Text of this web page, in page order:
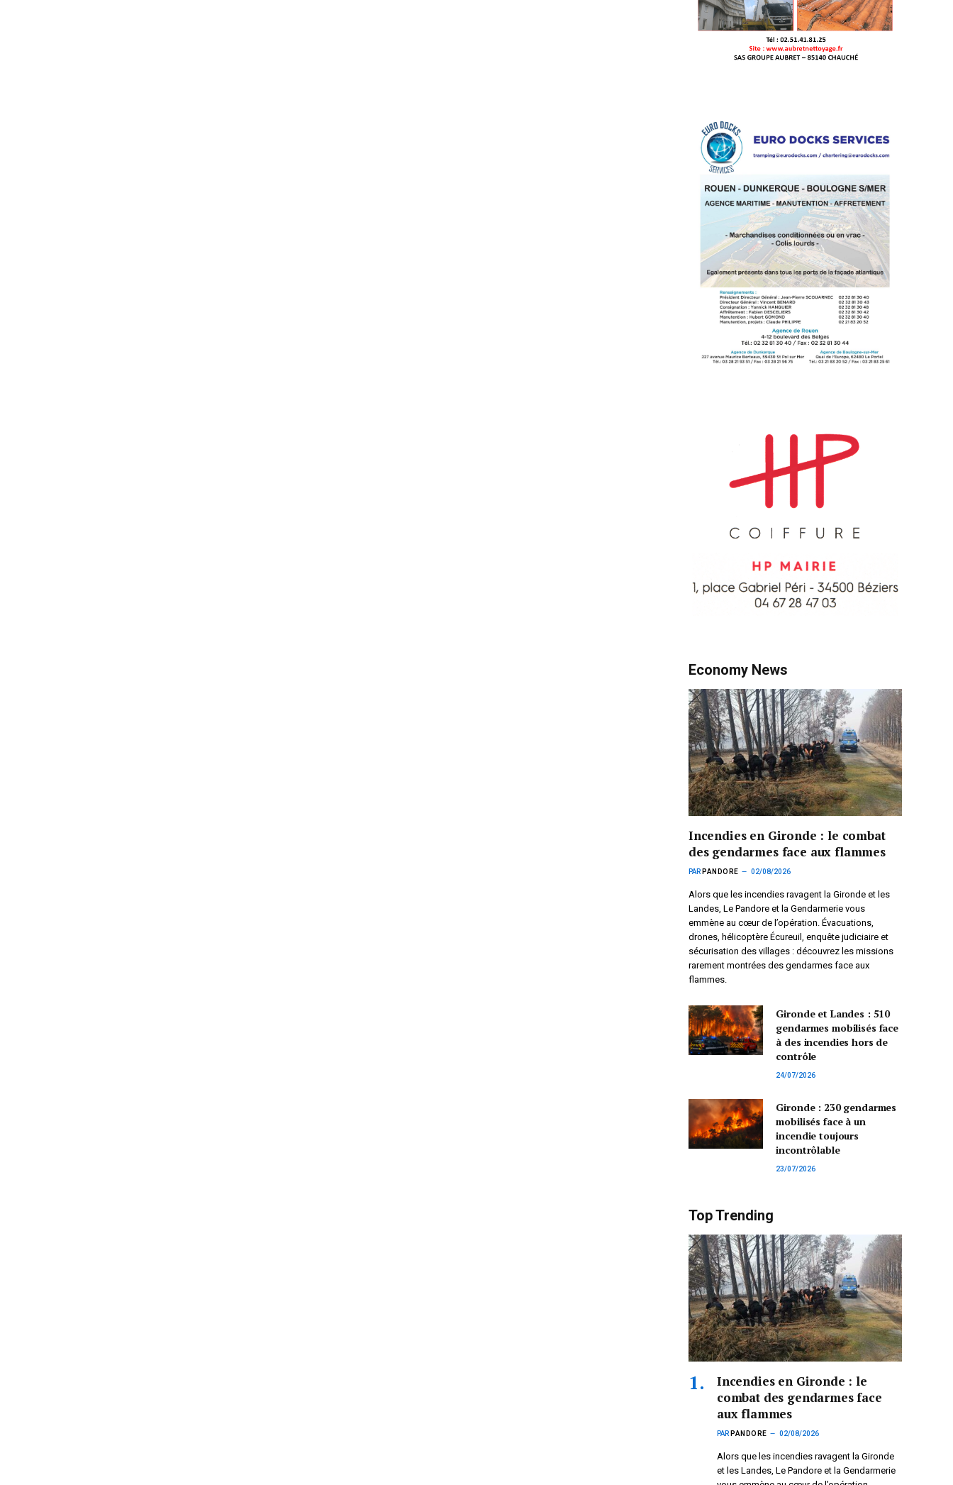
Economy News
Incendies en Gironde : le combat
des gendarmes face aux flammes
PAR PANDORE 02/08/2026
Alors que les incendies ravagent la Gironde et les
Landes, Le Pandore et la Gendarmerie vous
emmène au cœur de l’opération. Évacuations,
drones, hélicoptère Écureuil, enquête judiciaire et
sécurisation des villages : découvrez les missions
rarement montrées des gendarmes face aux
flammes.
Gironde et Landes : 510
gendarmes mobilisés face
à des incendies hors de
contrôle
24/07/2026
Gironde : 230 gendarmes
mobilisés face à un
incendie toujours
incontrôlable
23/07/2026
Top Trending
Incendies en Gironde : le
combat des gendarmes face
aux flammes
PAR PANDORE 02/08/2026
Alors que les incendies ravagent la Gironde
et les Landes, Le Pandore et la Gendarmerie